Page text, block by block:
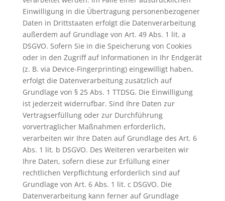
Einwilligung in die Übertragung personenbezogener
Daten in Drittstaaten erfolgt die Datenverarbeitung
außerdem auf Grundlage von Art. 49 Abs. 1 lit. a
DSGVO. Sofern Sie in die Speicherung von Cookies
oder in den Zugriff auf Informationen in Ihr Endgerät
(z. B. via Device-Fingerprinting) eingewilligt haben,
erfolgt die Datenverarbeitung zusätzlich auf
Grundlage von § 25 Abs. 1 TTDSG. Die Einwilligung
ist jederzeit widerrufbar. Sind Ihre Daten zur
Vertragserfüllung oder zur Durchführung
vorvertraglicher Maßnahmen erforderlich,
verarbeiten wir Ihre Daten auf Grundlage des Art. 6
Abs. 1 lit. b DSGVO. Des Weiteren verarbeiten wir
Ihre Daten, sofern diese zur Erfüllung einer
rechtlichen Verpflichtung erforderlich sind auf
Grundlage von Art. 6 Abs. 1 lit. c DSGVO. Die
Datenverarbeitung kann ferner auf Grundlage